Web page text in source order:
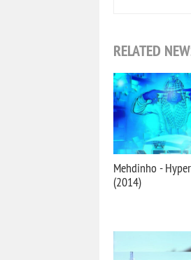
RELATED
Mehdinho -
(2014)